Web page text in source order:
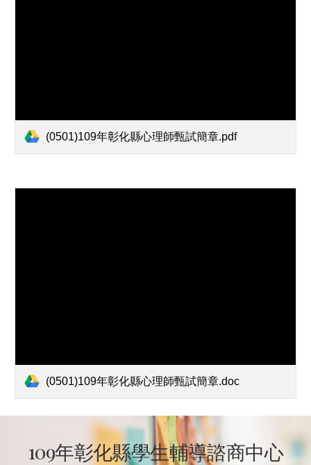
(0501)109年彰化縣心理師甄試簡章.pdf
(0501)109年彰化縣心理師甄試簡章.doc
109年彰化縣學生輔導諮商中心